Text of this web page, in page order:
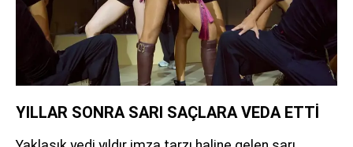
YILLAR SONRA SARI SAÇLARA VEDA ETTİ